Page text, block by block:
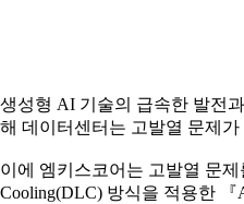
생성형 AI 기술의 급속한 발전
해 데이터센터는 고발열 문제
이에 엠키스코어는 고발열 문
Cooling(DLC) 방식을 적용한 『